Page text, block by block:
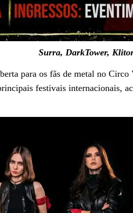
Surra, DarkTower,
para os fãs de metal no
festivais internacionais,